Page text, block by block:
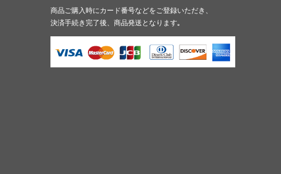
商品ご購入時にカード番号などをご登録いただき、
決済手続き完了後、商品発送となります｡